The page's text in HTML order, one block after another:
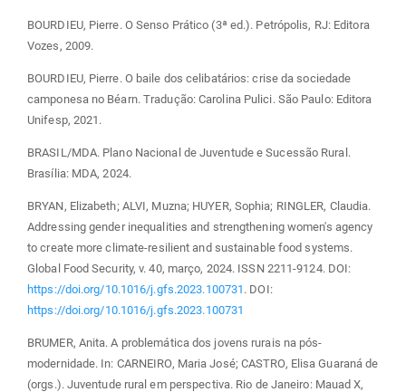
BOURDIEU, Pierre. O Senso Prático (3ª ed.). Petrópolis, RJ: Editora
Vozes, 2009.
BOURDIEU, Pierre. O baile dos celibatários: crise da sociedade
camponesa no Béarn. Tradução: Carolina Pulici. São Paulo: Editora
Unifesp, 2021.
BRASIL/MDA. Plano Nacional de Juventude e Sucessão Rural.
Brasília: MDA, 2024.
BRYAN, Elizabeth; ALVI, Muzna; HUYER, Sophia; RINGLER, Claudia.
Addressing gender inequalities and strengthening women's agency
to create more climate-resilient and sustainable food systems.
Global Food Security, v. 40, março, 2024. ISSN 2211-9124. DOI:
https://doi.org/10.1016/j.gfs.2023.100731 . DOI:
https://doi.org/10.1016/j.gfs.2023.100731
BRUMER, Anita. A problemática dos jovens rurais na pós-
modernidade. In: CARNEIRO, Maria José; CASTRO, Elisa Guaraná de
(orgs.). Juventude rural em perspectiva. Rio de Janeiro: Mauad X,